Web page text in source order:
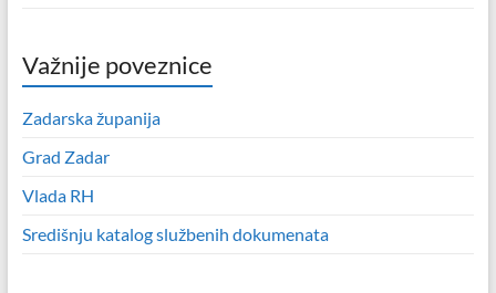
Važnije poveznice
Zadarska županija
Grad Zadar
Vlada RH
Središnju katalog službenih dokumenata